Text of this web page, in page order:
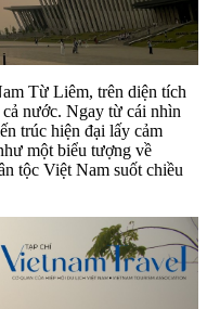
Từ Liêm, trên diện tích
nước. Ngay từ cái nhìn
trúc hiện đại lấy cảm
một biểu tượng về
tộc Việt Nam suốt chiều